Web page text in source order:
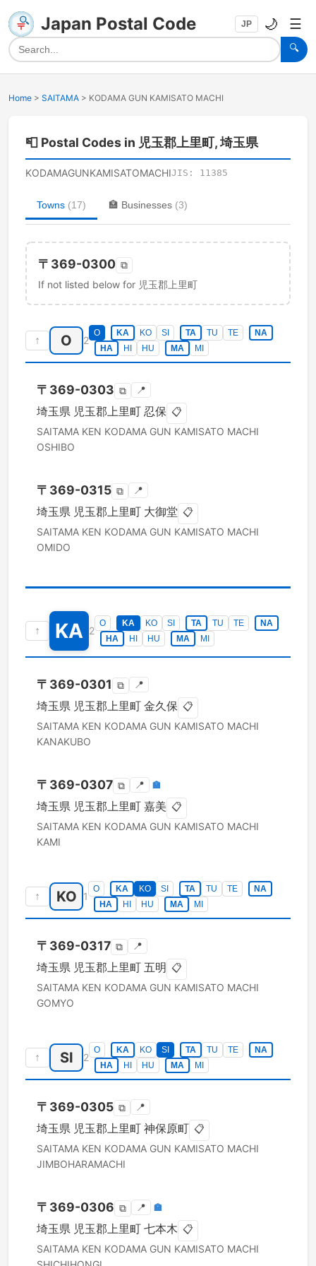
Japan Postal Code
🔍
JP 🌙 ☰
Home > SAITAMA > KODAMA GUN KAMISATO MACHI
📮 Postal Codes in 児玉郡上里町, 埼玉県
KODAMAGUNKAMISATOMACHIJIS: 11385
Towns (17) 🏣 Businesses (3)
〒 369-0300 ⧉
If not listed below for 児玉郡上里町
↑ O 2
O KA KO SI TA TU TE
NA
HA
HI HU MA MI
〒 369-0303 ⧉ 📍
埼玉県 児玉郡上里町 忍保 📋
SAITAMA KEN KODAMA GUN KAMISATO MACHI
OSHIBO
〒 369-0315 ⧉ 📍
埼玉県 児玉郡上里町 大御堂 📋
SAITAMA KEN KODAMA GUN KAMISATO MACHI
OMIDO
↑ KA 2
O KA KO SI TA TU TE
NA
HA
HI HU MA MI
〒 369-0301 ⧉ 📍
埼玉県 児玉郡上里町 金久保 📋
SAITAMA KEN KODAMA GUN KAMISATO MACHI
KANAKUBO
〒 369-0307 ⧉ 📍 🏣
埼玉県 児玉郡上里町 嘉美 📋
SAITAMA KEN KODAMA GUN KAMISATO MACHI
KAMI
↑ KO 1
O KA KO SI TA TU TE
NA
HA
HI HU MA MI
〒 369-0317 ⧉ 📍
埼玉県 児玉郡上里町 五明 📋
SAITAMA KEN KODAMA GUN KAMISATO MACHI
GOMYO
↑ SI 2
O KA KO SI TA TU TE
NA
HA
HI HU MA MI
〒 369-0305 ⧉ 📍
埼玉県 児玉郡上里町 神保原町 📋
SAITAMA KEN KODAMA GUN KAMISATO MACHI
JIMBOHARAMACHI
〒 369-0306 ⧉ 📍 🏣
埼玉県 児玉郡上里町 七本木 📋
SAITAMA KEN KODAMA GUN KAMISATO MACHI